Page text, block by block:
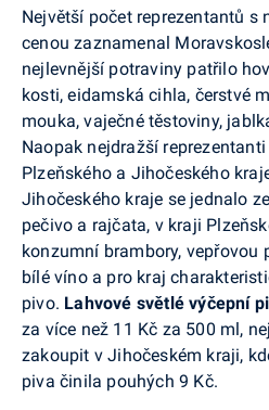
Největší počet reprezentantů s
cenou zaznamenal
nejlevnější potraviny patřilo
kosti, eidamská cihla, čerstvé
mouka, vaječné těstoviny,
Naopak nejdražší
Plzeňského a Jihočeského
Jihočeského kraje se jednalo
pečivo a rajčata, v kraji
konzumní brambory, vepřovou
bílé víno a pro kraj
pivo. Lahvové světlé výčepní
za více než 11 Kč za 500 ml,
zakoupit v Jihočeském kraji,
piva činila pouhých 9 Kč.